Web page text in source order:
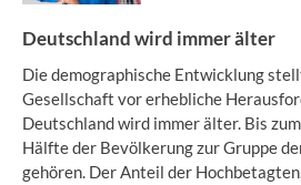
Deutschland wird immer älter
Die demographische Entwicklung
Gesellschaft vor erhebliche
Deutschland wird immer älter. Bis
Hälfte der Bevölkerung zur Gruppe
gehören. Der Anteil der